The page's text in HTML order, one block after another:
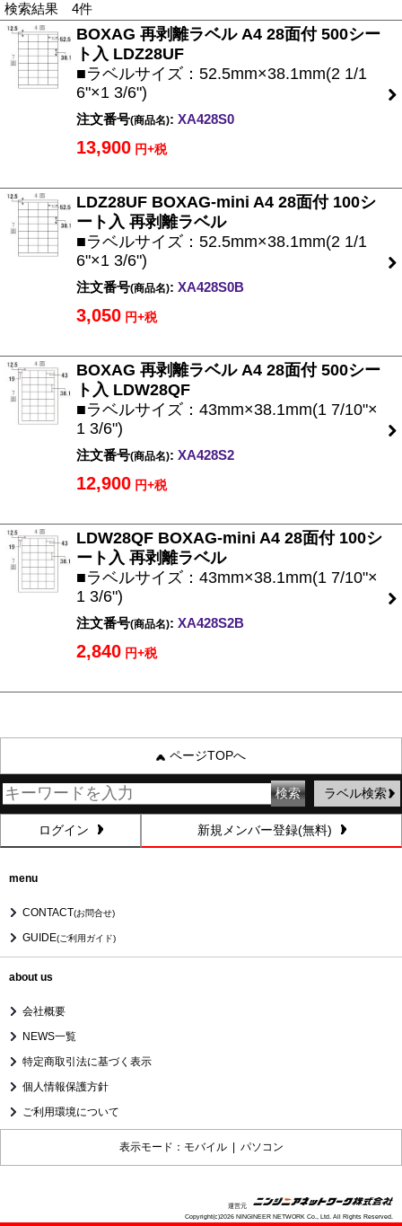
検索結果 4件
BOXAG 再剥離ラベル A4 28面付 500シー
ト入 LDZ28UF
■ラベルサイズ：52.5mm×38.1mm(2 1/1
6"×1 3/6")
注文番号(商品名): XA428S0
13,900 円+税
LDZ28UF BOXAG-mini A4 28面付 100シ
ート入 再剥離ラベル
■ラベルサイズ：52.5mm×38.1mm(2 1/1
6"×1 3/6")
注文番号(商品名): XA428S0B
3,050 円+税
BOXAG 再剥離ラベル A4 28面付 500シー
ト入 LDW28QF
■ラベルサイズ：43mm×38.1mm(1 7/10"×
1 3/6")
注文番号(商品名): XA428S2
12,900 円+税
LDW28QF BOXAG-mini A4 28面付 100シ
ート入 再剥離ラベル
■ラベルサイズ：43mm×38.1mm(1 7/10"×
1 3/6")
注文番号(商品名): XA428S2B
2,840 円+税
ページTOPへ
ラベル検索
ログイン 新規メンバー登録(無料)
menu
CONTACT(お問合せ)
GUIDE(ご利用ガイド)
about us
会社概要
NEWS一覧
特定商取引法に基づく表示
個人情報保護方針
ご利用環境について
表示モード：モバイル | パソコン
運営元
Copyright(c)2026 NINGINEER NETWORK Co., Ltd. All Rights Reserved.